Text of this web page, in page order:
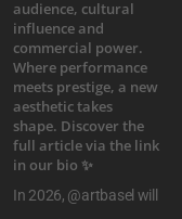
In 2026, @artbasel will